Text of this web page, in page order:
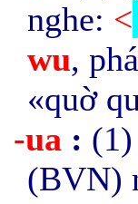
nghe: <
wu,
«quờ
-ua :
(BVN)